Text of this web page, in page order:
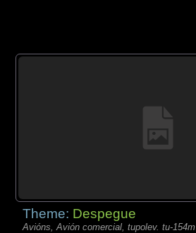
Theme: Despegue
Avións, Avión comercial, tupolev. tu-154m